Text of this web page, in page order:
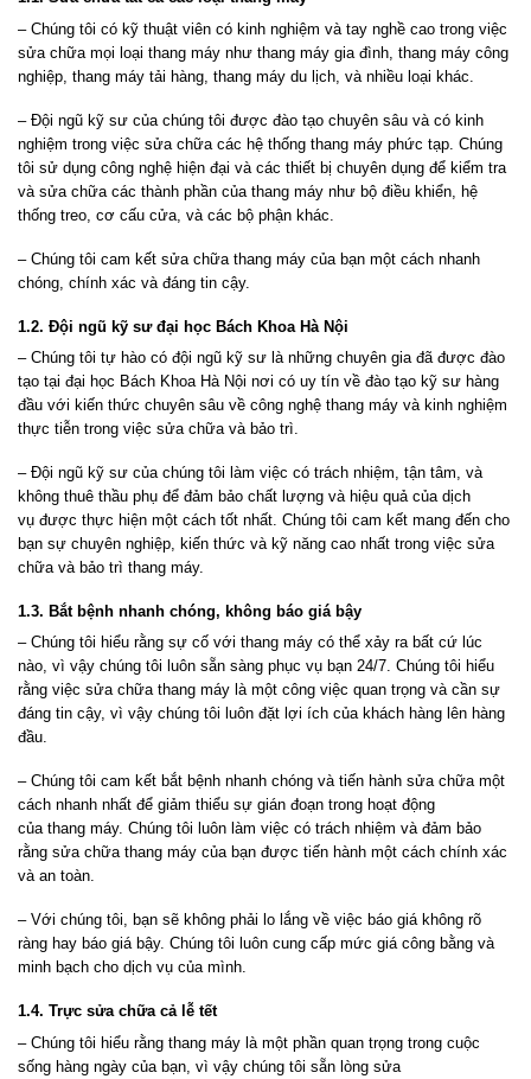
– Chúng tôi có kỹ thuật viên có kinh nghiệm và tay nghề cao trong việc
sửa chữa mọi loại thang máy như thang máy gia đình, thang máy công
nghiệp, thang máy tải hàng, thang máy du lịch, và nhiều loại khác.
– Đội ngũ kỹ sư của chúng tôi được đào tạo chuyên sâu và có kinh
nghiệm trong việc sửa chữa các hệ thống thang máy phức tạp. Chúng
tôi sử dụng công nghệ hiện đại và các thiết bị chuyên dụng để kiểm tra
và sửa chữa các thành phần của thang máy như bộ điều khiển, hệ
thống treo, cơ cấu cửa, và các bộ phận khác.
– Chúng tôi cam kết sửa chữa thang máy của bạn một cách nhanh
chóng, chính xác và đáng tin cậy.
1.2. Đội ngũ kỹ sư đại học Bách Khoa Hà Nội
– Chúng tôi tự hào có đội ngũ kỹ sư là những chuyên gia đã được đào
tạo tại đại học Bách Khoa Hà Nội nơi có uy tín về đào tạo kỹ sư hàng
đầu với kiến thức chuyên sâu về công nghệ thang máy và kinh nghiệm
thực tiễn trong việc sửa chữa và bảo trì.
– Đội ngũ kỹ sư của chúng tôi làm việc có trách nhiệm, tận tâm, và
không thuê thầu phụ để đảm bảo chất lượng và hiệu quả của dịch
vụ được thực hiện một cách tốt nhất. Chúng tôi cam kết mang đến cho
bạn sự chuyên nghiệp, kiến thức và kỹ năng cao nhất trong việc sửa
chữa và bảo trì thang máy.
1.3. Bắt bệnh nhanh chóng, không báo giá bậy
– Chúng tôi hiểu rằng sự cố với thang máy có thể xảy ra bất cứ lúc
nào, vì vậy chúng tôi luôn sẵn sàng phục vụ bạn 24/7. Chúng tôi hiểu
rằng việc sửa chữa thang máy là một công việc quan trọng và cần sự
đáng tin cậy, vì vậy chúng tôi luôn đặt lợi ích của khách hàng lên hàng
đầu.
– Chúng tôi cam kết bắt bệnh nhanh chóng và tiến hành sửa chữa một
cách nhanh nhất để giảm thiểu sự gián đoạn trong hoạt động
của thang máy. Chúng tôi luôn làm việc có trách nhiệm và đảm bảo
rằng sửa chữa thang máy của bạn được tiến hành một cách chính xác
và an toàn.
– Với chúng tôi, bạn sẽ không phải lo lắng về việc báo giá không rõ
ràng hay báo giá bậy. Chúng tôi luôn cung cấp mức giá công bằng và
minh bạch cho dịch vụ của mình.
1.4. Trực sửa chữa cả lễ tết
– Chúng tôi hiểu rằng thang máy là một phần quan trọng trong cuộc
sống hàng ngày của bạn, vì vậy chúng tôi sẵn lòng sửa